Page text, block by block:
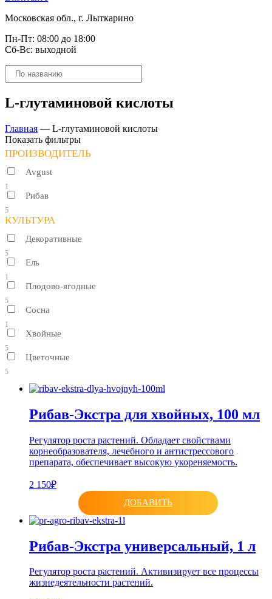
Московская обл., г. Лыткарино
Пн-Пт: 08:00 до 18:00
Сб-Вс: выходной
Поиск
товаров
L-глутаминовой кислоты
Главная — L-глутаминовой кислоты
Показать фильтры
ПРОИЗВОДИТЕЛЬ
Avgust
1
Рибав
5
КУЛЬТУРА
Декоративные
5
Ель
1
Плодово-ягодные
5
Сосна
1
Хвойные
5
Цветочные
5
Рибав-Экстра для хвойных, 100 мл
Регулятор роста растений. Обладает свойствами
корнеобразователя, лечебного и антистрессового
препарата, обеспечивает высокую укореняемость.
2 150₽
ДОБАВИТЬ
Рибав-Экстра универсальный, 1 л
Регулятор роста растений. Активизирует все процессы
жизнедеятельности растений.